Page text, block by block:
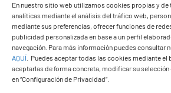
En nuestro sitio web utilizamos cookies propias y
analíticas mediante el análisis del tráfico web,
mediante sus preferencias, ofrecer funciones de
publicidad personalizada en base a un perfil
navegación. Para más información puedes consultar
AQUÍ
Puedes aceptar todas las cookies mediante el
aceptarlas de forma concreta, modificar su selección
en “Configuración de Privacidad”.
Pza. de Los Remedios, 1
35570 – Yaiza
Tel:928 83 62 20